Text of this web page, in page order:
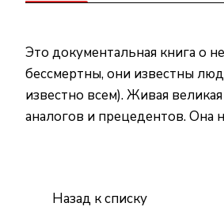
Это документальная книга о
бессмертны, они известны
известно всем). Живая
аналогов и прецедентов. Она
Назад к списку